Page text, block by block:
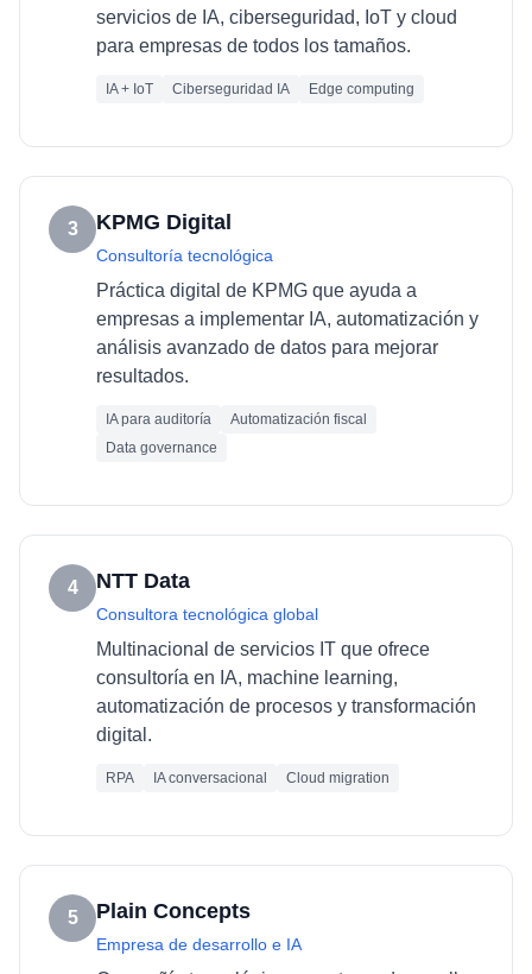
servicios de IA, ciberseguridad, IoT y cloud
para empresas de todos los tamaños.
IA + IoT Ciberseguridad IA Edge computing
3 KPMG Digital
Consultoría tecnológica
Práctica digital de KPMG que ayuda a
empresas a implementar IA, automatización y
análisis avanzado de datos para mejorar
resultados.
IA para auditoría
Automatización fiscal
Data governance
4 NTT Data
Consultora tecnológica global
Multinacional de servicios IT que ofrece
consultoría en IA, machine learning,
automatización de procesos y transformación
digital.
RPA IA conversacional Cloud migration
5 Plain Concepts
Empresa de desarrollo e IA